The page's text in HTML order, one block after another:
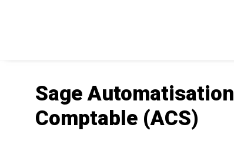
Sage Automatisation
Comptable (ACS)